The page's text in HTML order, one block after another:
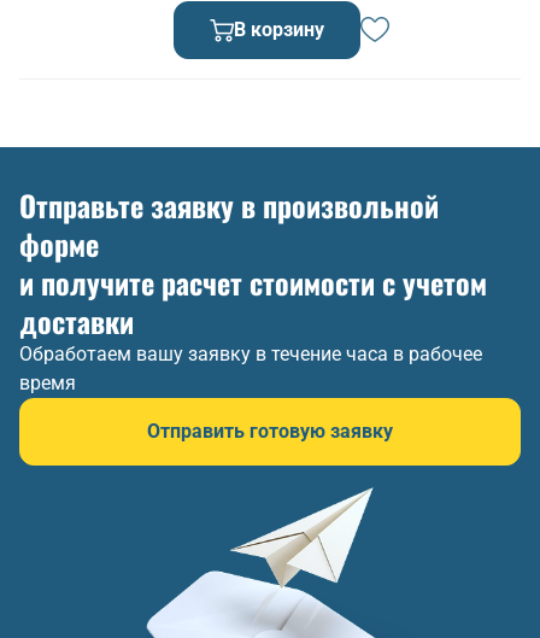
В корзину
Отправьте заявку в произвольной
форме
и получите расчет стоимости с учетом
доставки
Обработаем вашу заявку в течение часа в рабочее
время
Отправить готовую заявку